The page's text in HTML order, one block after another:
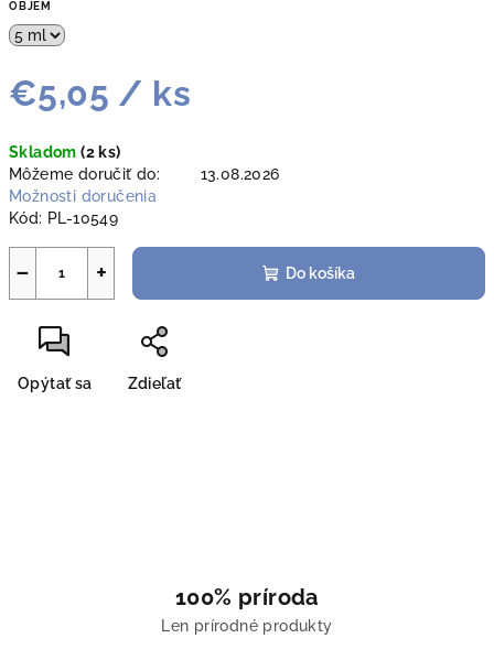
OBJEM
€5,05 / ks
cena:
Skladom(2 ks)
Môžeme doručiť do:
13.08.2026
Možnosti doručenia
Kód: PL-10549
+
− Do košíka
Opýtať sa Zdieľať
100% príroda
Len prírodné produkty